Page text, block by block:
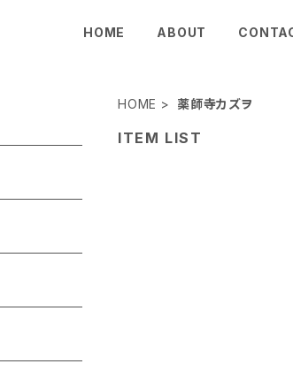
HOME ABOUT
HOME 薬師寺カズヲ
ITEM LIST